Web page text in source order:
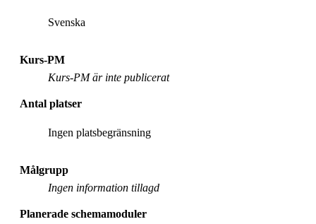
Svenska
Kurs-PM
Kurs-PM är inte publicerat
Antal platser
Ingen platsbegränsning
Målgrupp
Ingen information tillagd
Planerade schemamoduler